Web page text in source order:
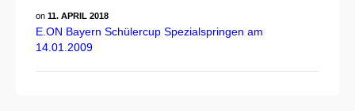
on 11. APRIL 2018
E.ON Bayern Schülercup Spezialspringen am
14.01.2009